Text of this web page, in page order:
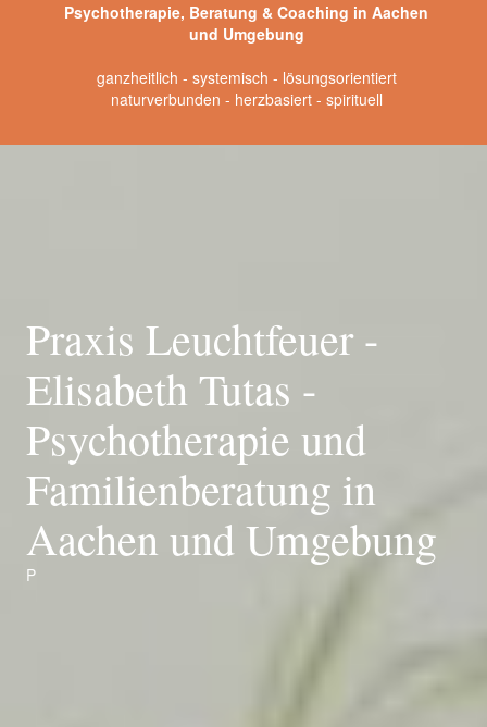
Psychotherapie, Beratung & Coaching in Aachen
und Umgebung
ganzheitlich - systemisch - lösungsorientiert
naturverbunden - herzbasiert - spirituell
Praxis Leuchtfeuer -
Elisabeth Tutas -
Psychotherapie und
Familienberatung in
Aachen und Umgebung
P